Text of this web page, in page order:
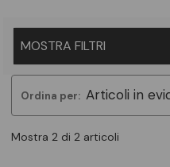
MOSTRA FILTRI
Mostra 2 di 2 articoli
Ordina per: